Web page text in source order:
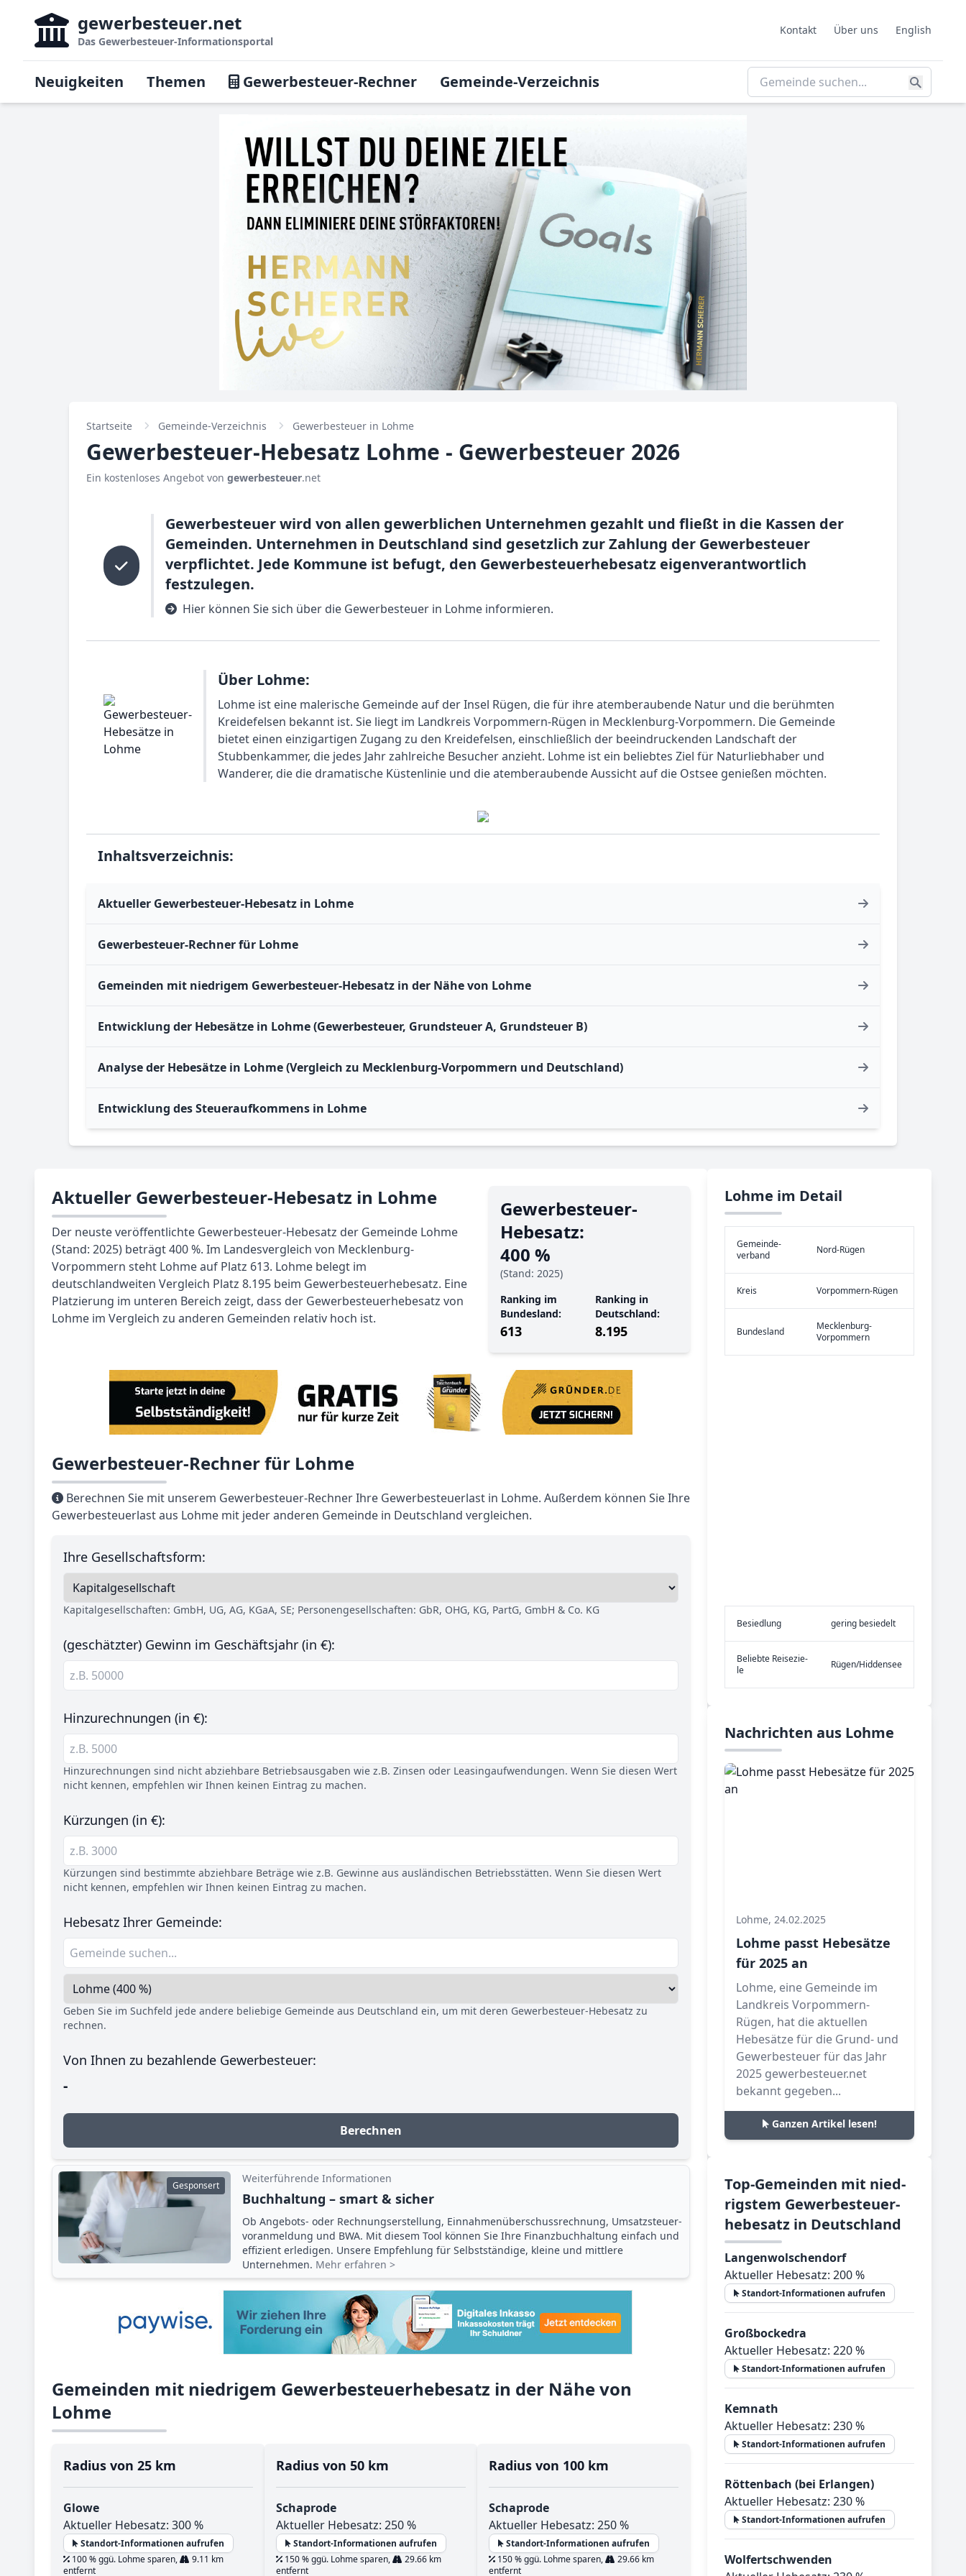
gewerbesteuer.net
Das Gewerbesteuer-Informationsportal
Kontakt Über uns English
Neuigkeiten Themen Gewerbesteuer-Rechner Gemeinde-Verzeichnis
Startseite Gemeinde-Verzeichnis Gewerbesteuer in Lohme
Gewerbesteuer-Hebesatz Lohme - Gewerbesteuer 2026
Ein kostenloses Angebot von gewerbesteuer.net
Gewerbesteuer wird von allen gewerblichen Unternehmen gezahlt und fließt in die Kassen der
Gemeinden. Unternehmen in Deutschland sind gesetzlich zur Zahlung der Gewerbesteuer
verpflichtet. Jede Kommune ist befugt, den Gewerbesteuerhebesatz eigenverantwortlich
festzulegen.
Hier können Sie sich über die Gewerbesteuer in Lohme informieren.
Über Lohme:
Lohme ist eine malerische Gemeinde auf der Insel Rügen, die für ihre atemberaubende Natur und die berühmten
Kreidefelsen bekannt ist. Sie liegt im Landkreis Vorpommern-Rügen in Mecklenburg-Vorpommern. Die Gemeinde
bietet einen einzigartigen Zugang zu den Kreidefelsen, einschließlich der beeindruckenden Landschaft der
Stubbenkammer, die jedes Jahr zahlreiche Besucher anzieht. Lohme ist ein beliebtes Ziel für Naturliebhaber und
Wanderer, die die dramatische Küstenlinie und die atemberaubende Aussicht auf die Ostsee genießen möchten.
Inhaltsverzeichnis:
Aktueller Gewerbesteuer-Hebesatz in Lohme
Gewerbesteuer-Rechner für Lohme
Gemeinden mit niedrigem Gewerbesteuer-Hebesatz in der Nähe von Lohme
Entwicklung der Hebesätze in Lohme (Gewerbesteuer, Grundsteuer A, Grundsteuer B)
Analyse der Hebesätze in Lohme (Vergleich zu Mecklenburg-Vorpommern und Deutschland)
Entwicklung des Steueraufkommens in Lohme
Aktueller Gewerbesteuer-Hebesatz in Lohme
Der neuste veröffentlichte Gewerbesteuer-Hebesatz der Gemeinde Lohme
(Stand: 2025) beträgt 400 %. Im Landesvergleich von Mecklenburg-
Vorpommern steht Lohme auf Platz 613. Lohme belegt im
deutschlandweiten Vergleich Platz 8.195 beim Gewerbesteuerhebesatz. Eine
Platzierung im unteren Bereich zeigt, dass der Gewerbesteuerhebesatz von
Lohme im Vergleich zu anderen Gemeinden relativ hoch ist.
Gewerbe­steuer-
Hebe­satz:
400 %
(Stand: 2025)
Ranking im
Bundesland:
613
Ranking in
Deutschland:
8.195
Gewerbesteuer-Rechner für Lohme
Berechnen Sie mit unserem Gewerbesteuer-Rechner Ihre Gewerbesteuerlast in Lohme. Außerdem können Sie Ihre
Gewerbesteuerlast aus Lohme mit jeder anderen Gemeinde in Deutschland vergleichen.
Ihre Gesellschaftsform:
Kapitalgesellschaften: GmbH, UG, AG, KGaA, SE; Personengesellschaften: GbR, OHG, KG, PartG, GmbH & Co. KG
(geschätzter) Gewinn im Geschäftsjahr (in €):
Hinzurechnungen (in €):
Hinzurechnungen sind nicht abziehbare Betriebsausgaben wie z.B. Zinsen oder Leasingaufwendungen. Wenn Sie diesen Wert
nicht kennen, empfehlen wir Ihnen keinen Eintrag zu machen.
Kürzungen (in €):
Kürzungen sind bestimmte abziehbare Beträge wie z.B. Gewinne aus ausländischen Betriebsstätten. Wenn Sie diesen Wert
nicht kennen, empfehlen wir Ihnen keinen Eintrag zu machen.
Hebesatz Ihrer Gemeinde:
Geben Sie im Suchfeld jede andere beliebige Gemeinde aus Deutschland ein, um mit deren Gewerbesteuer-Hebesatz zu
rechnen.
Von Ihnen zu bezahlende Gewerbesteuer:
-
Berechnen
Gesponsert
Weiterführende Informationen
Buchhaltung – smart & sicher
Ob Angebots- oder Rechnungserstellung, Einnahmenüberschuss­rechnung, Umsatzsteuer­
voranmeldung und BWA. Mit diesem Tool können Sie Ihre Finanz­buchhaltung einfach und
effizient erledigen. Unsere Empfehlung für Selbstständige, kleine und mittlere
Unternehmen. Mehr erfahren >
Gemeinden mit niedrigem Gewerbesteuerhebesatz in der Nähe von
Lohme
Radius von 25 km
Glowe
Aktueller Hebesatz: 300 %
Standort-Informationen aufrufen
100 % ggü. Lohme sparen,
9.11 km
entfernt
Radius von 50 km
Schaprode
Aktueller Hebesatz: 250 %
Standort-Informationen aufrufen
150 % ggü. Lohme sparen,
29.66 km
entfernt
Radius von 100 km
Schaprode
Aktueller Hebesatz: 250 %
Standort-Informationen aufrufen
150 % ggü. Lohme sparen,
29.66 km
entfernt
Lohme im Detail
Gemeinde­
verband
Nord-Rügen
Kreis Vorpommern-Rügen
Bundes­land
Mecklenburg-
Vorpommern
Be­sied­lung gering besiedelt
Be­lieb­te Rei­se­zie­
le
Rügen/Hiddensee
Nachrichten aus Lohme
Lohme, 24.02.2025
Lohme passt Hebesätze
für 2025 an
Lohme, eine Gemeinde im
Landkreis Vorpommern-
Rügen, hat die aktuellen
Hebesätze für die Grund- und
Gewerbesteuer für das Jahr
2025 gewerbesteuer.net
bekannt gegeben...
Ganzen Artikel lesen!
Top-­Ge­mein­den mit nied­
rig­stem Ge­wer­be­steu­er­
he­be­satz in Deutsch­land
Langenwolschendorf
Aktueller Hebesatz: 200 %
Standort-Informationen aufrufen
Großbockedra
Aktueller Hebesatz: 220 %
Standort-Informationen aufrufen
Kemnath
Aktueller Hebesatz: 230 %
Standort-Informationen aufrufen
Röttenbach (bei Erlangen)
Aktueller Hebesatz: 230 %
Standort-Informationen aufrufen
Wolfertschwenden